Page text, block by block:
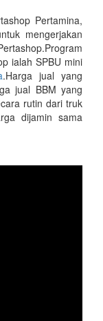
Pertamina,
mengerjakan
ialah SPBU mini
.Harga jual yang
jual BBM yang
rutin dari truk
dijamin sama